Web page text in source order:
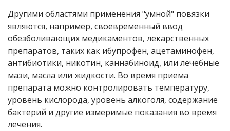
Другими областями применения "умной" повязки
являются, например, своевременный ввод
обезболивающих медикаментов, лекарственных
препаратов, таких как ибупрофен, ацетаминофен,
антибиотики, никотин, каннабиноид, или лечебные
мази, масла или жидкости. Во время приема
препарата можно контролировать температуру,
уровень кислорода, уровень алкоголя, содержание
бактерий и другие измеримые показания во время
лечения.